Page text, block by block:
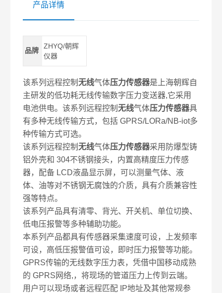
产品详情
品牌
ZHYQ/朝辉
仪器
该系列远程控制无线气体压力传感器是上海朝辉自
主研发的低功耗无线传输数字压力变送器,它采用
电池供电。该系列远程控制无线气体压力传感器具
有多种无线传输方式，包括 GPRS/LORa/NB-iot多
种传输方式可选。
该系列远程控制无线气体压力传感器采用防爆型铸
铝外壳和 304不锈钢接头，内置高精度压力传感
器，配备 LCD液晶显示屏，可以测量气体、液
体、油等对不锈钢无腐蚀的介质，具有介质兼容性
强等特点。
该系列产品具有清零、背光、开关机、单位切换、
低电压报警等多种辅助功能。
本系列产品都具有传感器采集速度可设，上发频率
可设，高低压报警值可设，即时压力报警等功能。
GPRS传输的无线数字压力表，凭借中国移动成熟
的 GPRS 网络,，将现场的管道压力上传到云端。
用户可以现场或者远程匹配 IP地址及其他常规参